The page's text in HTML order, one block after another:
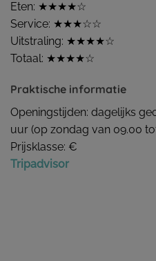
Eten: ★★★★☆
Service: ★★★☆☆
Uitstraling: ★★★★☆
Totaal: ★★★★☆
Praktische informatie
Openingstijden: dagelijks
uur (op zondag van 09.00
Prijsklasse: €
Tripadvisor